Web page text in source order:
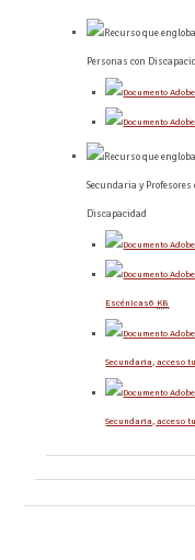
Personas con
Secundaria y
Discapacidad
Escénicas6 KB
Secundaria, acceso
Secundaria, acceso